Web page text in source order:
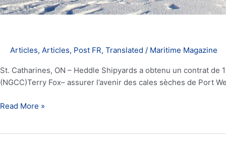
Articles, Articles, Post FR, Translated / Maritime Magazine
St. Catharines, ON – Heddle Shipyards a obtenu un contrat
(NGCC)Terry Fox– assurer l’avenir des cales sèches de Port
Read More »